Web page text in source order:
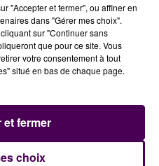
CETTE COMMUNE
"Accepter et fermer", ou affiner en
dans "Gérer mes choix".
sur "Continuer sans
que pour ce site. Vous
votre consentement à tout
situé en bas de chaque page.
choix
et fermer